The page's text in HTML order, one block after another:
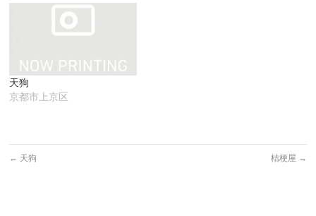
ン
ド
ウ
で
ま
す)
す)
天狗
京都市上京区
← 天狗 桔梗屋 →